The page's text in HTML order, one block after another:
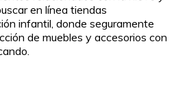
en línea tiendas
infantil, donde seguramente
de muebles y accesorios con